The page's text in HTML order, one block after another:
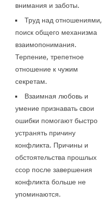
внимания и заботы.
Труд над отношениями,
поиск общего механизма
взаимопонимания.
Терпение, трепетное
отношение к чужим
секретам.
Взаимная любовь и
умение признавать свои
ошибки помогают быстро
устранять причину
конфликта. Причины и
обстоятельства прошлых
ссор после завершения
конфликта больше не
упоминаются.